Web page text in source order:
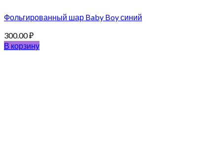
Фольгированный шар Baby Boy синий
300.00₽
В корзину